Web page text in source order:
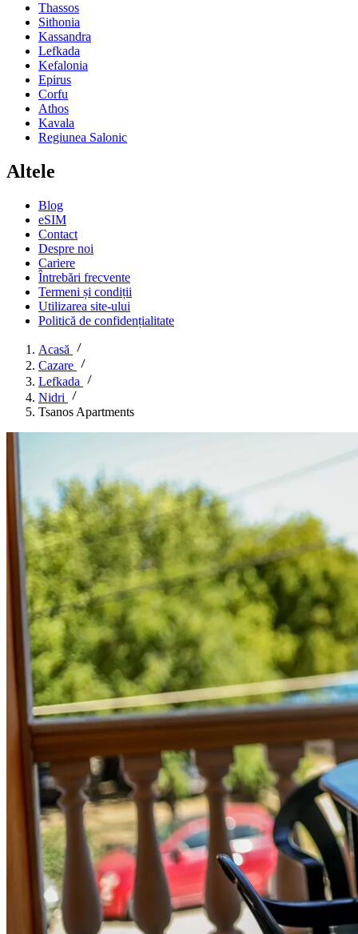
Thassos
Sithonia
Kassandra
Lefkada
Kefalonia
Epirus
Corfu
Athos
Kavala
Regiunea Salonic
Altele
Blog
eSIM
Contact
Despre noi
Cariere
Întrebări frecvente
Termeni și condiții
Utilizarea site-ului
Politică de confidențialitate
Acasă
Cazare
Lefkada
Nidri
Tsanos Apartments